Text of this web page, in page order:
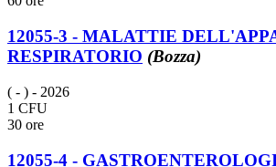
12055-3 - MALATTIE
RESPIRATORIO (Bozza)
( - ) - 2026
1 CFU
30 ore
12055-4 -